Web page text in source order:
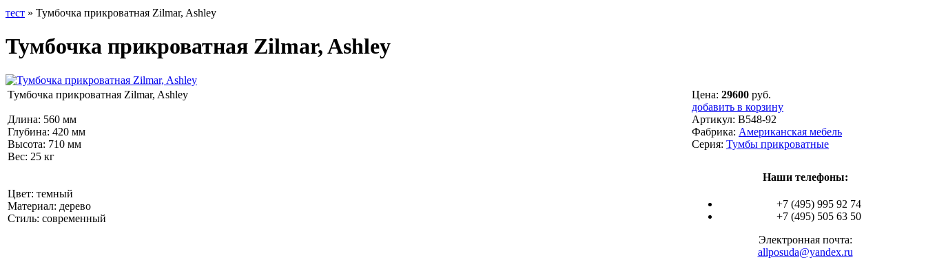
тест » Тумбочка прикроватная Zilmar, Ashley
Тумбочка прикроватная Zilmar, Ashley
Тумбочка прикроватная Zilmar, Ashley
Длина: 560 мм
Глубина: 420 мм
Высота: 710 мм
Вес: 25 кг
Цвет: темный
Материал: дерево
Стиль: современный
Цена: 29600 руб.
добавить в корзину
Артикул: B548-92
Фабрика: Американская мебель
Серия: Тумбы прикроватные
Наши телефоны:
+7 (495) 995 92 74
+7 (495) 505 63 50
Электронная почта:
allposuda@yandex.ru